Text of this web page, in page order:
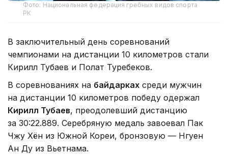
Фото: Национальная федерация гребных видов спорта
РК
В заключительный день соревнований
чемпионами на дистанции 10 километров стали
Кирилл Тубаев и Полат Туребеков.
В соревнованиях на байдарках среди мужчин
на дистанции 10 километров победу одержал
Кирилл Тубаев, преодолевший дистанцию
за 30:22.889. Серебряную медаль завоевал Пак
Чжу Хён из Южной Кореи, бронзовую — Нгуен
Ан Ду из Вьетнама.